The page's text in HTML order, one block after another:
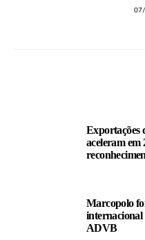
Exportações
aceleram em
Marcopolo
internacional
ADVB